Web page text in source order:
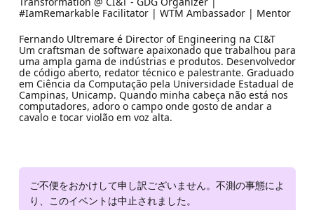
#IamRemarkable Facilitator | WTM Ambassador | Mentor
Fernando Ultremare é Director of Engineering na CI&T
Um craftsman de software apaixonado que trabalhou para
uma ampla gama de indústrias e produtos. Desenvolvedor
de código aberto, redator técnico e palestrante. Graduado
em Ciência da Computação pela Universidade Estadual de
Campinas, Unicamp. Quando minha cabeça não está nos
computadores, adoro o campo onde gosto de andar a
cavalo e tocar violão em voz alta.
ご不便をおかけして申し訳ございません。不測の事態によ
り、このイベントは中止されました。